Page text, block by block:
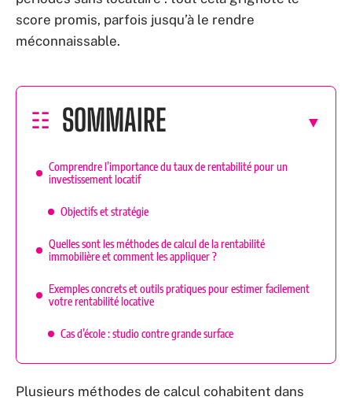
score promis, parfois jusqu’à le rendre
méconnaissable.
SOMMAIRE
Comprendre l’importance du taux de rentabilité pour un
investissement locatif
Objectifs et stratégie
Quelles sont les méthodes de calcul de la rentabilité
immobilière et comment les appliquer ?
Exemples concrets et outils pratiques pour estimer facilement
votre rentabilité locative
Cas d’école : studio contre grande surface
Plusieurs méthodes de calcul cohabitent dans